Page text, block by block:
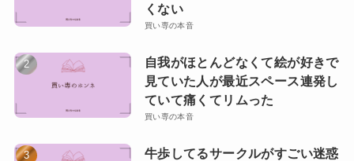
くない
買い専の本音
自我がほとんどなくて絵が好きで
見ていた人が最近スペース連発し
ていて痛くてリムった
買い専の本音
牛歩してるサークルがすごい迷惑